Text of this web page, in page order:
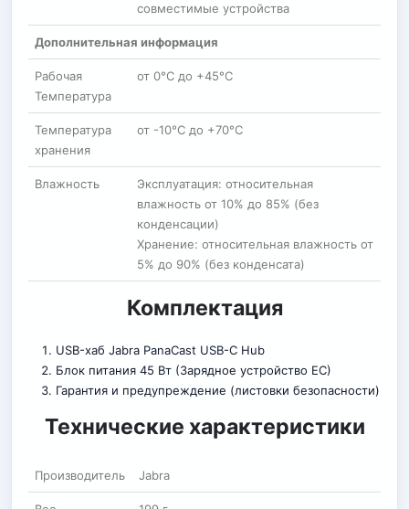
совместимые устройства
Дополнительная информация
Рабочая
Температура
от 0°C до +45°C
Температура
хранения
от -10°C до +70°C
Влажность
Эксплуатация: относительная
влажность от 10% до 85% (без
конденсации)
Хранение: относительная влажность от
5% до 90% (без конденсата)
Комплектация
USB-хаб Jabra PanaCast USB-C Hub
Блок питания 45 Вт (Зарядное устройство ЕС)
Гарантия и предупреждение (листовки безопасности)
Технические характеристики
Производитель Jabra